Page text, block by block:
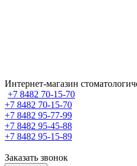
Интернет-магазин
+7 8482 70-15-70
+7 8482 70-15-70
+7 8482 95-77-99
+7 8482 95-45-88
+7 8482 95-15-89
Заказать звонок